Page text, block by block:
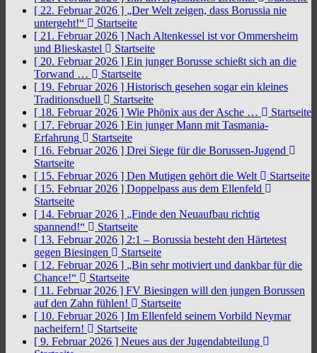
[ 22. Februar 2026 ] „Der Welt zeigen, dass Borussia nie
untergeht!“
Startseite
[ 21. Februar 2026 ] Nach Altenkessel ist vor Ommersheim
und Blieskastel
Startseite
[ 20. Februar 2026 ] Ein junger Borusse schießt sich an die
Torwand …
Startseite
[ 19. Februar 2026 ] Historisch gesehen sogar ein kleines
Traditionsduell
Startseite
[ 18. Februar 2026 ] Wie Phönix aus der Asche …
Startseite
[ 17. Februar 2026 ] Ein junger Mann mit Tasmania-
Erfahrung
Startseite
[ 16. Februar 2026 ] Drei Siege für die Borussen-Jugend
Startseite
[ 15. Februar 2026 ] Den Mutigen gehört die Welt
Startseite
[ 15. Februar 2026 ] Doppelpass aus dem Ellenfeld
Startseite
[ 14. Februar 2026 ] „Finde den Neuaufbau richtig
spannend!“
Startseite
[ 13. Februar 2026 ] 2:1 – Borussia besteht den Härtetest
gegen Biesingen
Startseite
[ 12. Februar 2026 ] „Bin sehr motiviert und dankbar für die
Chance!“
Startseite
[ 11. Februar 2026 ] FV Biesingen will den jungen Borussen
auf den Zahn fühlen!
Startseite
[ 10. Februar 2026 ] Im Ellenfeld seinem Vorbild Neymar
nacheifern!
Startseite
[ 9. Februar 2026 ] Neues aus der Jugendabteilung